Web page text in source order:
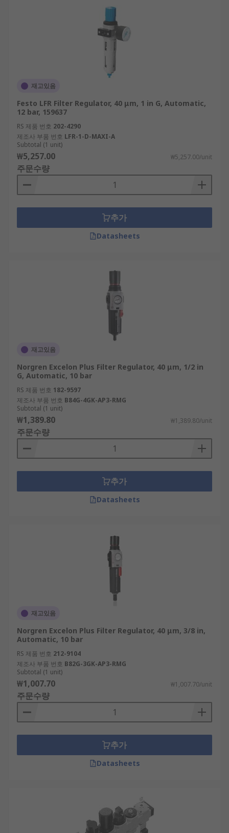
재고있음
Festo LFR Filter Regulator, 40 μm, 1 in G, Automatic,
12 bar, 159637
RS 제품 번호 202-4290
제조사 부품 번호 LFR-1-D-MAXI-A
Subtotal (1 unit)
₩5,257.00 ₩5,257.00/unit
주문수량
추가
Datasheets
재고있음
Norgren Excelon Plus Filter Regulator, 40 μm, 1/2 in
G, Automatic, 10 bar
RS 제품 번호 182-9597
제조사 부품 번호 B84G-4GK-AP3-RMG
Subtotal (1 unit)
₩1,389.80 ₩1,389.80/unit
주문수량
추가
Datasheets
재고있음
Norgren Excelon Plus Filter Regulator, 40 μm, 3/8 in,
Automatic, 10 bar
RS 제품 번호 212-9104
제조사 부품 번호 B82G-3GK-AP3-RMG
Subtotal (1 unit)
₩1,007.70 ₩1,007.70/unit
주문수량
추가
Datasheets